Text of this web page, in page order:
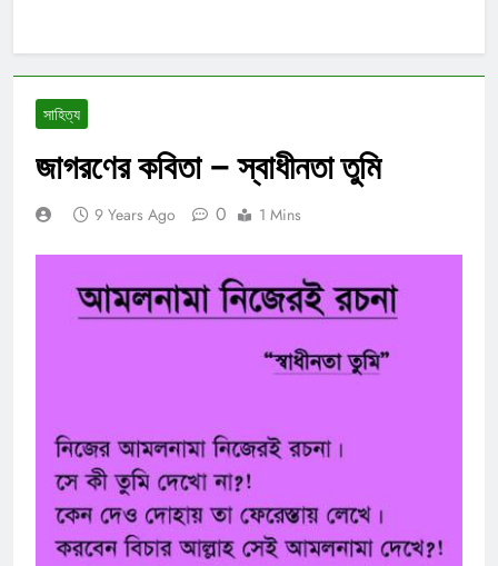
সাহিত্য
জাগরণের কবিতা – স্বাধীনতা তুমি
9 Years Ago 0 1 Mins